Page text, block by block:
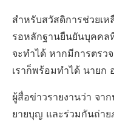
สำหรับสวัสดิการช่วยเห
รอหลักฐานยืนยันบุคคล
จะทำได้ หากมีการตรว
เราก็พร้อมทำได้ นายก
ผู้สื่อข่าวรายงานว่า จา
ยายบุญ และร่วมกันถ่า